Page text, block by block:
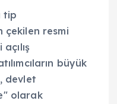
tip
çekilen resmi
büyük
devlet
olarak